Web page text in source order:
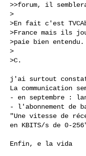
>>forum, il
>
>En fait c'est
>France mais ils
>paie bien entendu.
>
>C.
j'ai surtout
La communication
- en septembre :
- l'abonnement de
"Une vitesse de
en KBITS/s de 0-
Enfin, e la vida